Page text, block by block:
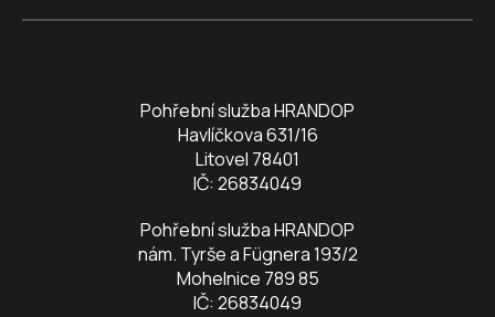
Pohřební služba HRANDOP
Havlíčkova 631/16
Litovel 78401
IČ: 26834049
Pohřební služba HRANDOP
nám. Tyrše a Fügnera 193/2
Mohelnice 789 85
IČ: 26834049